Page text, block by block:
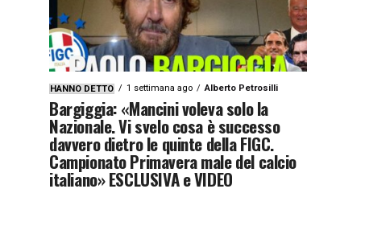
HANNO DETTO 1 settimana ago Alberto Petrosilli
Bargiggia: «Mancini voleva solo la
Nazionale. Vi svelo cosa è successo
davvero dietro le quinte della FIGC.
Campionato Primavera male del calcio
italiano» ESCLUSIVA e VIDEO